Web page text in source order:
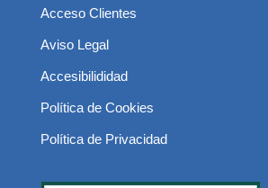
Acceso Clientes
Aviso Legal
Accesibilididad
Política de Cookies
Política de Privacidad